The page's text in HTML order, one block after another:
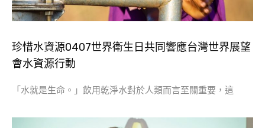
珍惜水資源0407世界衛生日共同響應台灣世界展望
會水資源行動
「水就是生命。」飲用乾淨水對於人類而言至關重要，這